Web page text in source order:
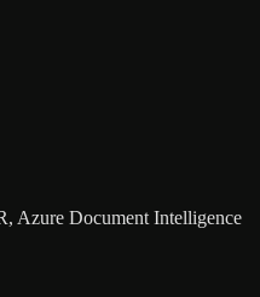
Azure Document Intelligence